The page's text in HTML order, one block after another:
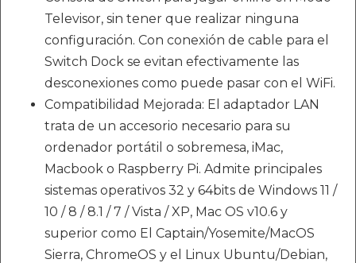
Televisor, sin tener que realizar ninguna
configuración. Con conexión de cable para el
Switch Dock se evitan efectivamente las
desconexiones como puede pasar con el WiFi.
Compatibilidad Mejorada: El adaptador LAN
trata de un accesorio necesario para su
ordenador portátil o sobremesa, iMac,
Macbook o Raspberry Pi. Admite principales
sistemas operativos 32 y 64bits de Windows 11 /
10 / 8 / 8.1 / 7 / Vista / XP, Mac OS v10.6 y
superior como El Captain/Yosemite/MacOS
Sierra, ChromeOS y el Linux Ubuntu/Debian,